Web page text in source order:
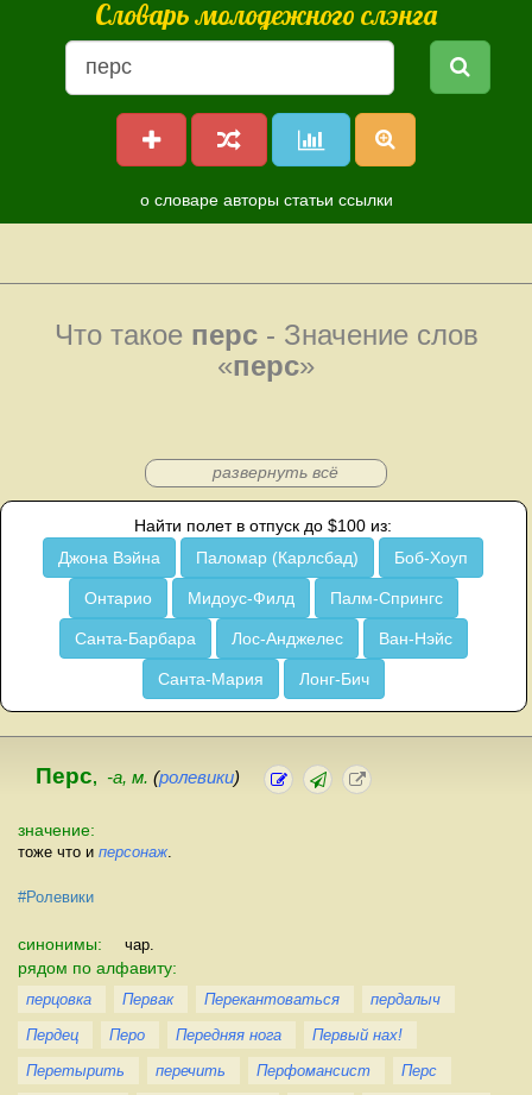
Словарь молодежного слэнга
о словаре авторы статьи ссылки
Что такое перс- Значение слов
«перс»
развернуть всё
Найти полет в отпуск до $100 из:
Джона Вэйна
Паломар (Карлсбад) Боб-Хоуп
Онтарио Мидоус-Филд Палм-Спрингс
Санта-Барбара Лос-Анджелес Ван-Нэйс
Санта-Мария Лонг-Бич
Перс, -а, м. (ролевики)
значение:
тоже что и персонаж
#Ролевики
синонимы: чар.
рядом по алфавиту:
перцовка Первак Перекантоваться
пердалыч
Пердец
Перо Передняя нога
Первый нах!
Перетырить
перечить Перфомансист
Перс